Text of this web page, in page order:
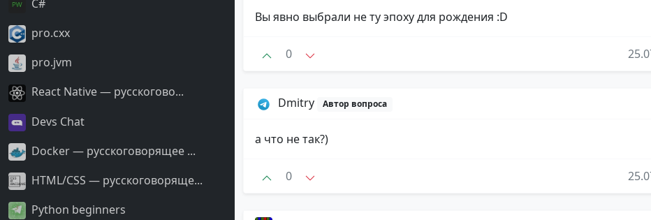
С#
pro.cxx
pro.jvm
React Native — русскогово...
Devs Chat
Docker — русскоговорящее ...
HTML/CSS — русскоговоряще...
Python beginners
Вы явно выбрали не ту эпоху для рождения :D
0
Dmitry Автор вопроса
а что не так?)
0